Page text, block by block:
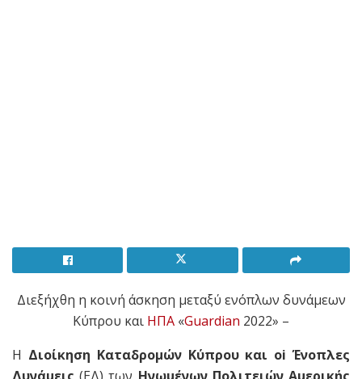
Διεξήχθη η κοινή άσκηση μεταξύ ενόπλων δυνάμεων
Κύπρου και ΗΠΑ «Guardian 2022» –
Η Διοίκηση Καταδρομών Κύπρου και oi Ένοπλες